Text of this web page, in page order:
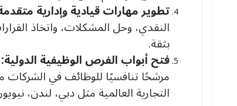
تطوير مهارات قيادية وإدارية
النقدي، وحل المشكلات، واتخاذ
بثقة.
فتح أبواب الفرص الوظيفية الدولية:
مرشحًا تنافسيًا للوظائف في الشركات
التجارية العالمية مثل دبي، لندن،